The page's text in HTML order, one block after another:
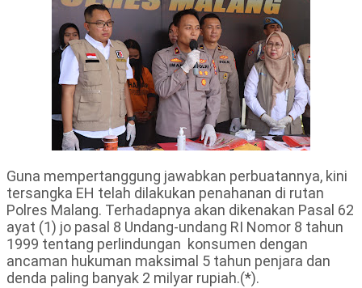
Guna mempertanggung jawabkan perbuatannya, kini
tersangka EH telah dilakukan penahanan di rutan
Polres Malang. Terhadapnya akan dikenakan Pasal 62
ayat (1) jo pasal 8 Undang-undang RI Nomor 8 tahun
1999 tentang perlindungan konsumen dengan
ancaman hukuman maksimal 5 tahun penjara dan
denda paling banyak 2 milyar rupiah.(*).